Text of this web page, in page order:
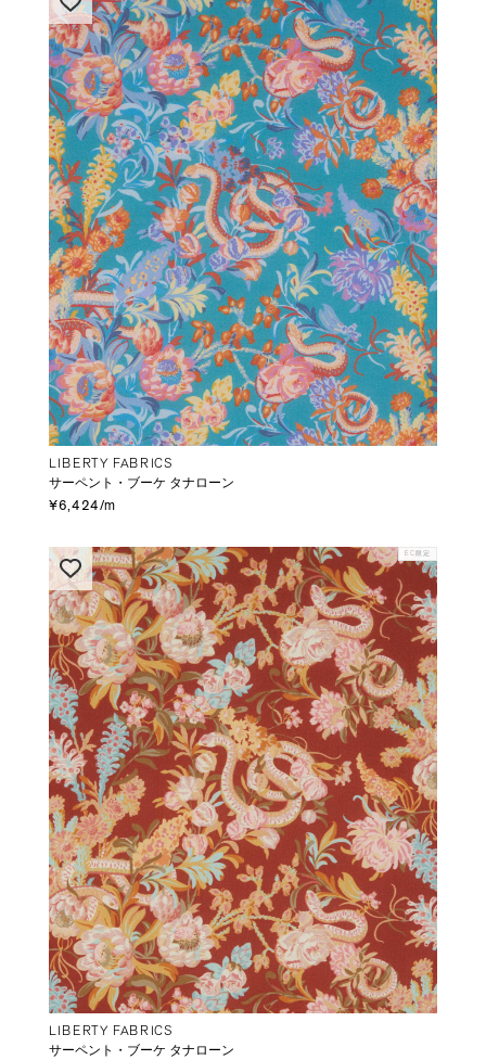
LIBERTY FABRICS
サーペント・ブーケ タナローン
¥6,424/m
EC限定
LIBERTY FABRICS
サーペント・ブーケ タナローン